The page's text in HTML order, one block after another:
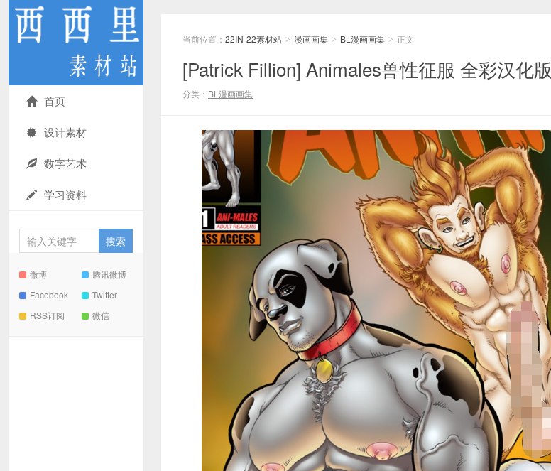
首页
设计素材
数字艺术
学习资料
微博
腾讯微博
Facebook
Twitter
RSS订阅
微信
当前位置： 22IN-22素材站 > 漫画画集 > BL漫画画集 > 正文
[Patrick Fillion] Animales兽性征服 全彩汉化版
分类： BL漫画画集